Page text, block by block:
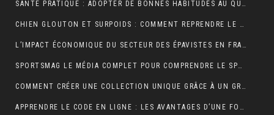
SANTÉ PRATIQUE : ADOPTER DE BONNES HABITUDES AU QUOTIDIEN
CHIEN GLOUTON ET SURPOIDS : COMMENT REPRENDRE LE CONTRÔLE DES PORTIONS ?
L’IMPACT ÉCONOMIQUE DU SECTEUR DES ÉPAVISTES EN FRANCE
SPORTSMAG LE MÉDIA COMPLET POUR COMPRENDRE LE SPORT LA NUTRITION ET LA PERFORMANCE
COMMENT CRÉER UNE COLLECTION UNIQUE GRÂCE À UN GROSSISTE DE VÊTEMENTS PERSONNALISÉS
APPRENDRE LE CODE EN LIGNE : LES AVANTAGES D’UNE FORMATION ENTIÈREMENT NUMÉRIQUE